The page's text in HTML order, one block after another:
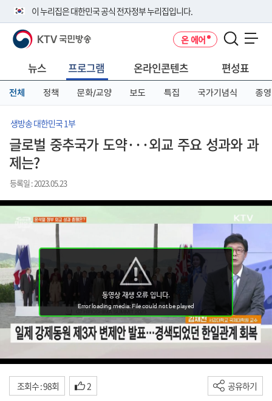
이 누리집은 대한민국 공식 전자정부 누리집입니다.
공식 누리집 주소 확인하기
니다.
이밖에 or.kr 또는 .kr등 다른 도메인 주소를 사용하고 있다면 아래 URL에
서 도메인 주소를 확인해 보세요
KTV 국민방송 온 에어
뉴스 프로그램 온라인콘텐츠 편성표
전체 정책 문화/교양 보도 특집 국가기념식 종영
생방송 대한민국 1부
글로벌 중추국가 도약···외교 주요 성과와 과
제는?
등록일 : 2023.05.23
조회수 : 98회 2 공유하기